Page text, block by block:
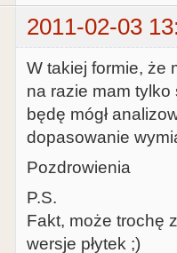
2011-02-03
W takiej formie, że
na razie mam tylko
będę mógł
dopasowanie
Pozdrowienia
P.S.
Fakt, może trochę
wersje płytek ;)